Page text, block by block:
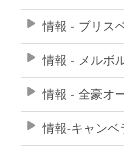
情報 - ブリス
情報 - メルボ
情報 - 全豪オ
情報-キャンベ